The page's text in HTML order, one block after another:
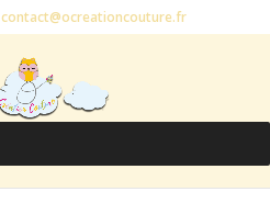
contact@ocreationcouture.fr